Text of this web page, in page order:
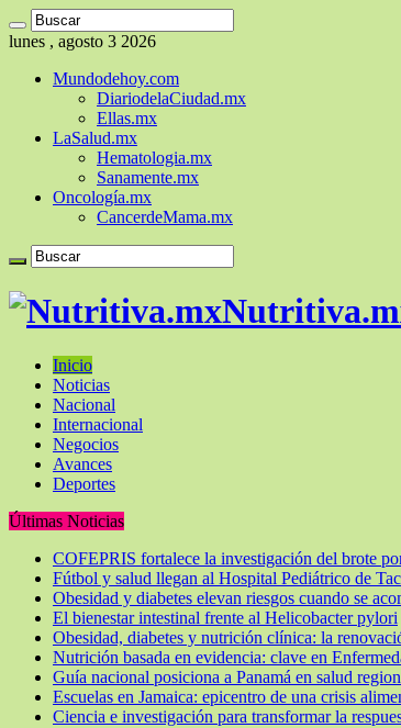
lunes , agosto 3 2026
Mundodehoy.com
DiariodelaCiudad.mx
Ellas.mx
LaSalud.mx
Hematologia.mx
Sanamente.mx
Oncología.mx
CancerdeMama.mx
Inicio
Noticias
Nacional
Internacional
Negocios
Avances
Deportes
Últimas Noticias
COFEPRIS fortalece la investigación del brote
Fútbol y salud llegan al Hospital Pediátrico de
Obesidad y diabetes elevan riesgos cuando se
El bienestar intestinal frente al Helicobacter pylori
Obesidad, diabetes y nutrición clínica: la
Nutrición basada en evidencia: clave en
Guía nacional posiciona a Panamá en salud
Escuelas en Jamaica: epicentro de una crisis
Ciencia e investigación para transformar la